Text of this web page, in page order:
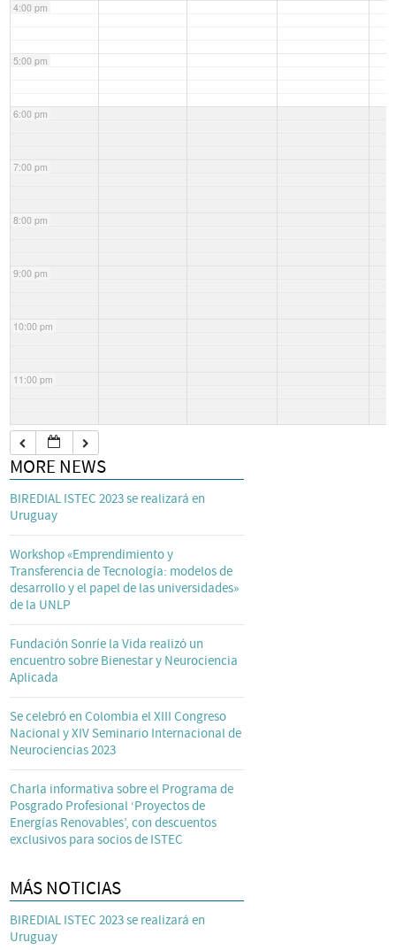
4:00 pm
5:00 pm
6:00 pm
7:00 pm
8:00 pm
9:00 pm
10:00 pm
11:00 pm
MORE NEWS
BIREDIAL ISTEC 2023 se realizará en
Uruguay
Workshop «Emprendimiento y
Transferencia de Tecnología: modelos de
desarrollo y el papel de las universidades»
de la UNLP
Fundación Sonríe la Vida realizó un
encuentro sobre Bienestar y Neurociencia
Aplicada
Se celebró en Colombia el XIII Congreso
Nacional y XIV Seminario Internacional de
Neurociencias 2023
Charla informativa sobre el Programa de
Posgrado Profesional ‘Proyectos de
Energías Renovables’, con descuentos
exclusivos para socios de ISTEC
MÁS NOTICIAS
BIREDIAL ISTEC 2023 se realizará en
Uruguay